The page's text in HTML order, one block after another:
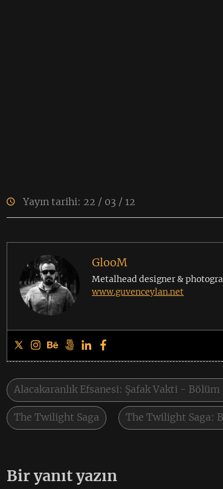
Yayın tarihi: 22 / 03 / 12
GlooM
Metalhead designer &
www.guvenceylan.net
Alacakaranlık Efsanesi: Şafak Vakti - Bölüm
The Twilight Saga The Twilight Saga:
Bir yanıt yazın